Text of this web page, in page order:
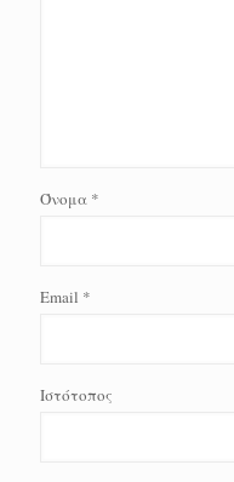
Όνομα *
Email *
Ιστότοπος